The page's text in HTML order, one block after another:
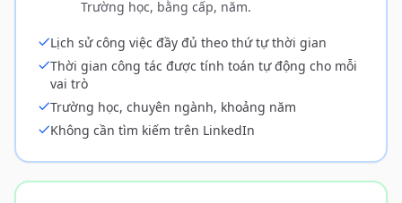
Trường học, bằng cấp, năm.
Lịch sử công việc đầy đủ theo thứ tự thời gian
Thời gian công tác được tính toán tự động cho mỗi
vai trò
Trường học, chuyên ngành, khoảng năm
Không cần tìm kiếm trên LinkedIn